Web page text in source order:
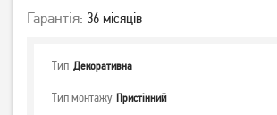
Гарантія: 36 місяців
Тип Декоративна
Тип монтажу Пристінний